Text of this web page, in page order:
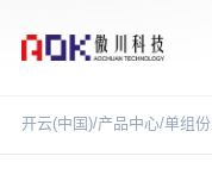
开云(中国)/产品中心/单组